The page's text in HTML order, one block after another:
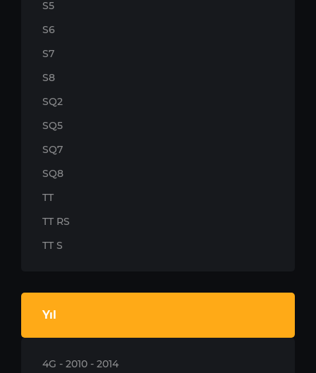
S5
S6
S7
S8
SQ2
SQ5
SQ7
SQ8
TT
TT RS
TT S
Yıl
4G - 2010 - 2014